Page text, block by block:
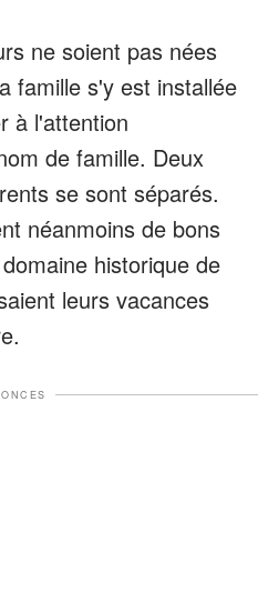
ne soient pas nées
famille s'y est installée
à l'attention
de famille. Deux
se sont séparés.
néanmoins de bons
historique de
leurs vacances